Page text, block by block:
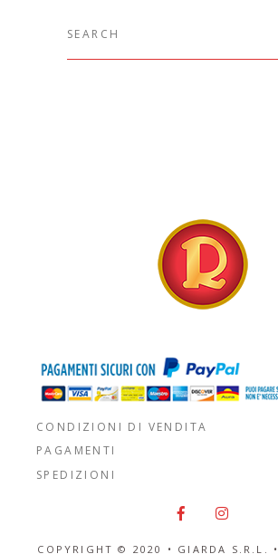
for:
CONDIZIONI DI VENDITA
PAGAMENTI
SPEDIZIONI
COPYRIGHT © 2020 • GIARDA S.R.L. •